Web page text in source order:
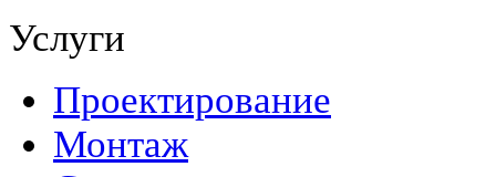
Услуги
Проектирование
Монтаж